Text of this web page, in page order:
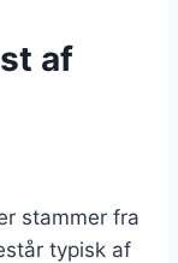
af
stammer fra
typisk af